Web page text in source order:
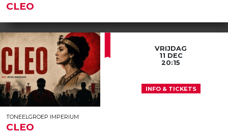
CLEO
TONEELGROEP IMPERIUM
CLEO
VRIJDAG
11 DEC
20:15
INFO & TICKETS